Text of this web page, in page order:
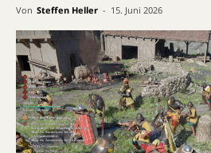
Von Steffen Heller - 15. Juni 2026